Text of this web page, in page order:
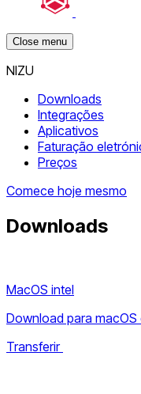
Close menu
NIZU
Downloads
Integrações
Aplicativos
Faturação
Preços
Comece hoje mesmo
Downloads
MacOS intel
Download para
Transferir